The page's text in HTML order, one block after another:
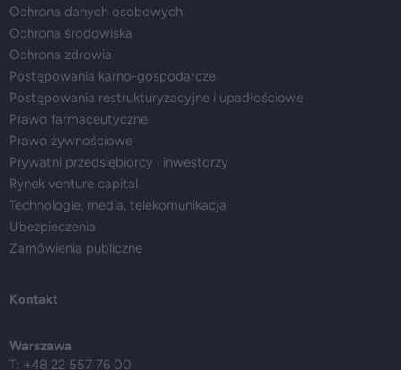
Ochrona danych osobowych
Ochrona środowiska
Ochrona zdrowia
Postępowania karno-gospodarcze
Postępowania restrukturyzacyjne i upadłościowe
Prawo farmaceutyczne
Prawo żywnościowe
Prywatni przedsiębiorcy i inwestorzy
Rynek venture capital
Technologie, media, telekomunikacja
Ubezpieczenia
Zamówienia publiczne
Kontakt
Warszawa
T: +48 22 557 76 00